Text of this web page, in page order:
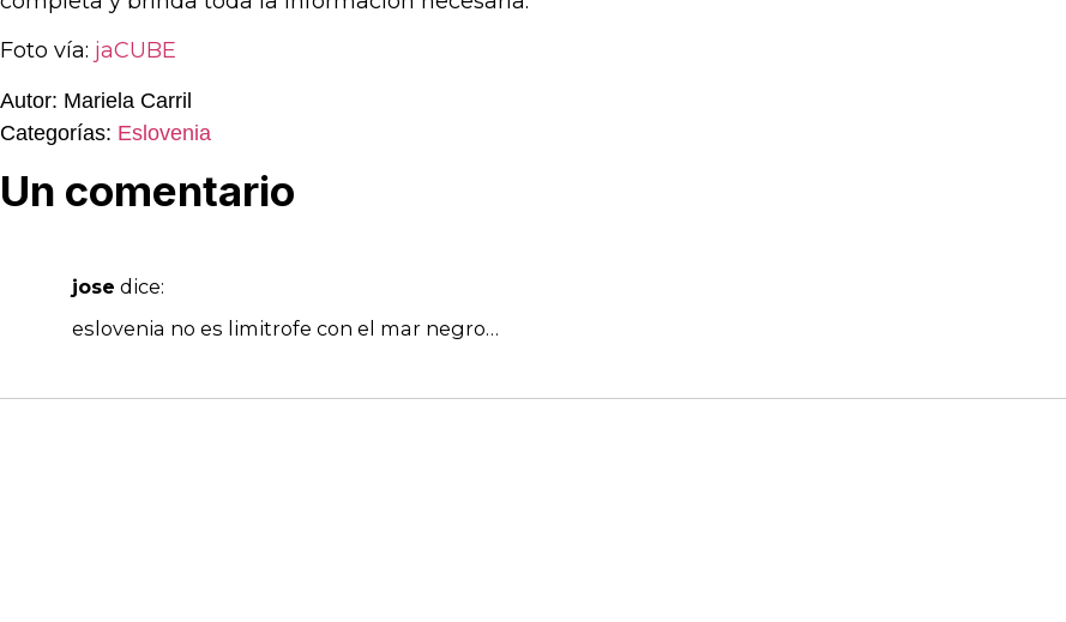
Foto vía: jaCUBE
Autor: Mariela Carril
Categorías: Eslovenia
Un comentario
jose dice:
eslovenia no es limitrofe con el mar negro…